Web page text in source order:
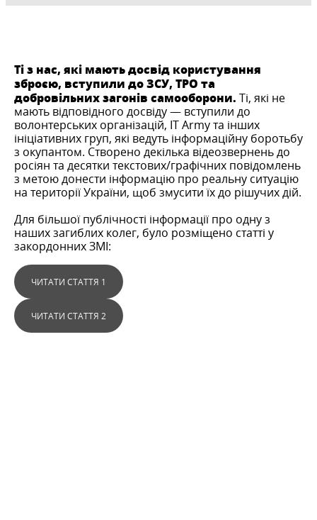
Ті з нас, які мають досвід користування
зброєю, вступили до ЗСУ, ТРО та
добровільних загонів самооборони. Ті, які не
мають відповідного досвіду — вступили до
волонтерських організацій, IT Army та інших
ініціативних груп, які ведуть інформаційну боротьбу
з окупантом. Створено декілька відеозвернень до
росіян та десятки текстових/графічних повідомлень
з метою донести інформацію про реальну ситуацію
на території України, щоб змусити їх до рішучих дій.
Для більшої публічності інформації про одну з
наших загиблих колег, було розміщено статті у
закордонних ЗМІ:
ЧИТАТИ СТАТТЯ 1
ЧИТАТИ СТАТТЯ 2